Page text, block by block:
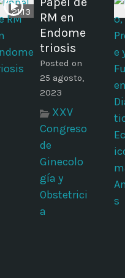
21:13
RM en
Endome
triosis
Posted on
25 agosto,
2023
XXV
Congreso
de
Ginecolo
gía y
Obstetrici
a